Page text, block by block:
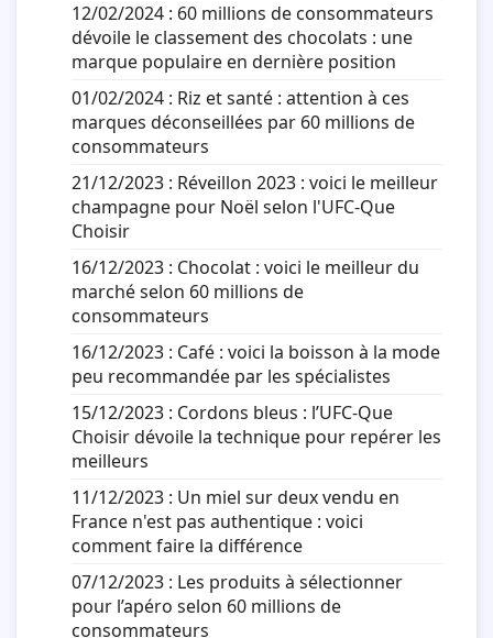
12/02/2024 : 60 millions de consommateurs
dévoile le classement des chocolats : une
marque populaire en dernière position
01/02/2024 : Riz et santé : attention à ces
marques déconseillées par 60 millions de
consommateurs
21/12/2023 : Réveillon 2023 : voici le meilleur
champagne pour Noël selon l'UFC-Que
Choisir
16/12/2023 : Chocolat : voici le meilleur du
marché selon 60 millions de
consommateurs
16/12/2023 : Café : voici la boisson à la mode
peu recommandée par les spécialistes
15/12/2023 : Cordons bleus : l’UFC-Que
Choisir dévoile la technique pour repérer les
meilleurs
11/12/2023 : Un miel sur deux vendu en
France n'est pas authentique : voici
comment faire la différence
07/12/2023 : Les produits à sélectionner
pour l’apéro selon 60 millions de
consommateurs